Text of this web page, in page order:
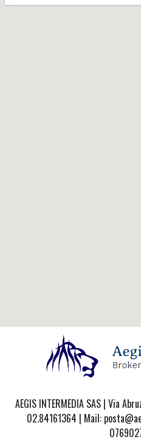
AEGIS INTERMEDIA SAS | Via
02.84161364 | Mail: